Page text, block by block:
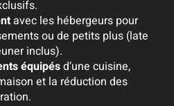
avec les hébergeurs pour
ou de petits plus (late
inclus).
équipésd’une cuisine,
et la réduction des